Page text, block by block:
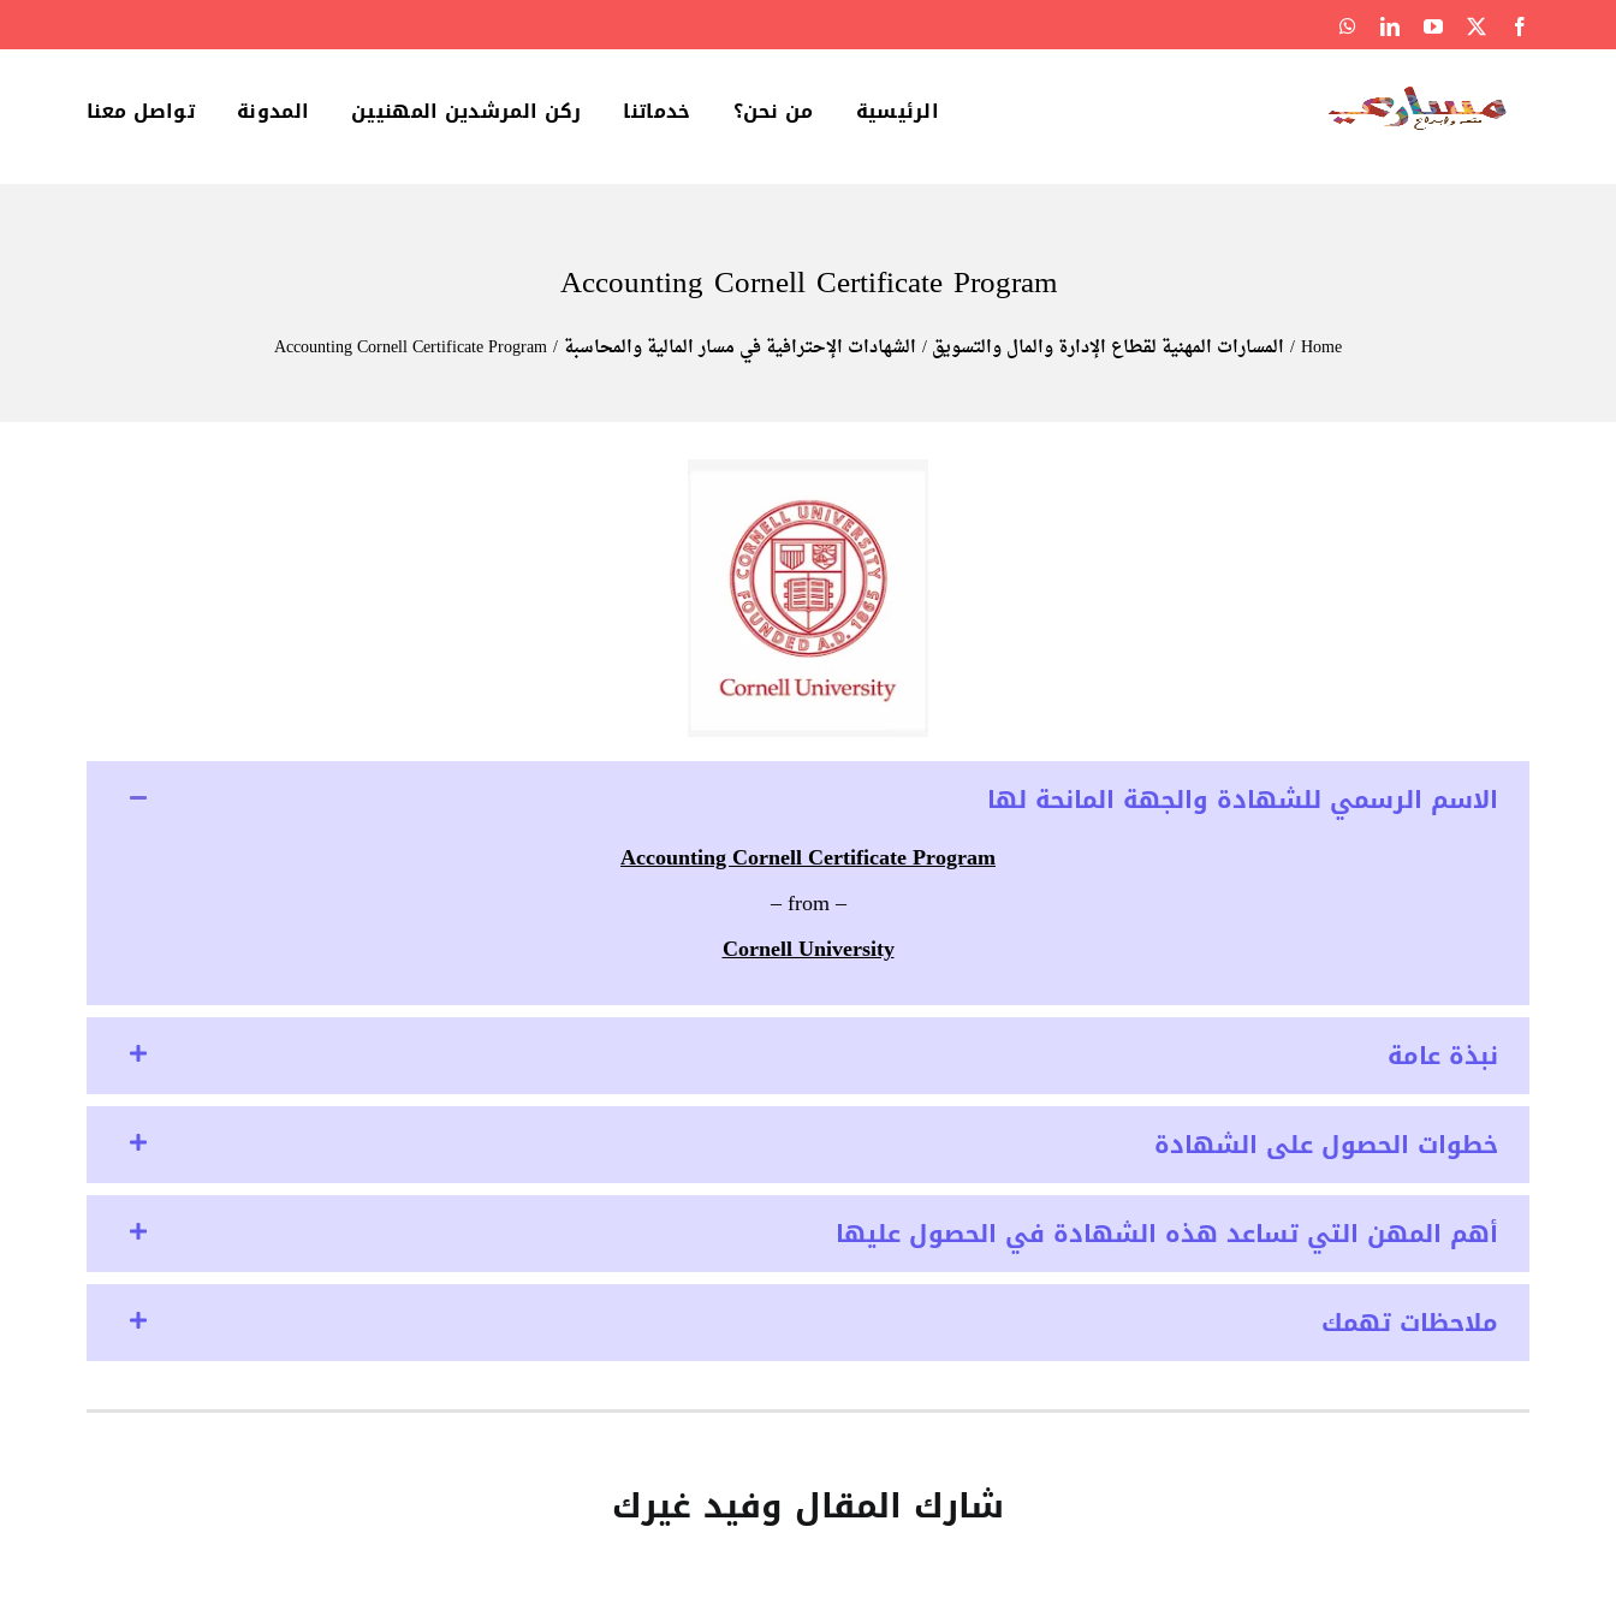
Facebook
X
YouTube
LinkedIn
WhatsApp
الرئيسية من نحن؟ خدماتنا ركن المرشدين المهنيين المدونة تواصل معنا
Accounting Cornell Certificate Program
Home المسارات المهنية لقطاع الإدارة والمال والتسويق الشهادات الإحترافية في مسار المالية والمحاسبة Accounting Cornell Certificate Program
الاسم الرسمي للشهادة والجهة المانحة لها
Accounting Cornell Certificate Program
– from –
Cornell University
نبذة عامة
خطوات الحصول على الشهادة
أهم المهن التي تساعد هذه الشهادة في الحصول عليها
ملاحظات تهمك
شارك المقال وفيد غيرك